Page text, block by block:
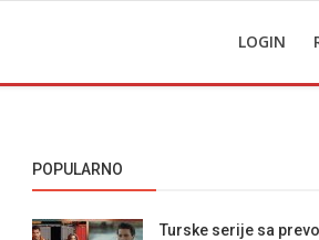
LOGIN
POPULARNO
Turske serije sa